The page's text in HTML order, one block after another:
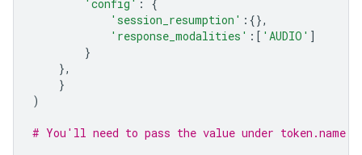
'config' :
{
'session_resumption' :{},
'response_modalities' :[ 'AUDIO' ]
}
},
}
)
# You'll need to pass the value under